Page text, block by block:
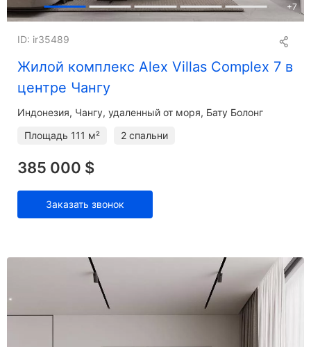
+7
Жилой комплекс Alex Villas Complex 7 в
центре Чангу
ID: ir35489
Индонезия, Чангу, удаленный от моря, Бату Болонг
Площадь 111 м² 2 спальни
385 000 $
Заказать звонок